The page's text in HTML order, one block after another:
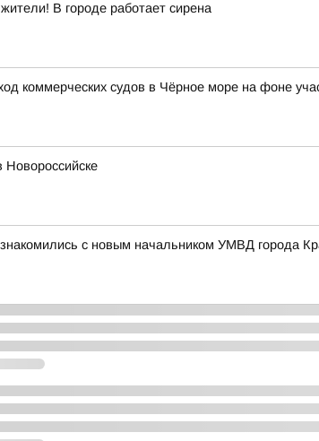
В городе работает сирена
коммерческих судов в Чёрное море на фоне
Новороссийске
с новым начальником УМВД города